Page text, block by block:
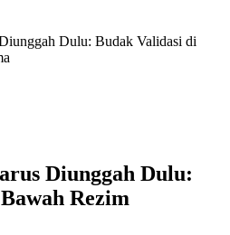
Dulu: Budak Validasi di
Diunggah Dulu:
Rezim